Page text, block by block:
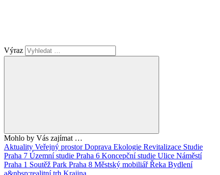
Výraz
Mohlo by Vás zajímat …
Aktuality Veřejný prostorDoprava Ekologie Revitalizace Studie
Praha 7 Územní studie Praha 6 Koncepční studie Ulice Náměstí
Praha 1 Soutěž Park Praha 8 Městský mobiliářŘeka Bydlení
a&nbsp;realitní trh Krajina